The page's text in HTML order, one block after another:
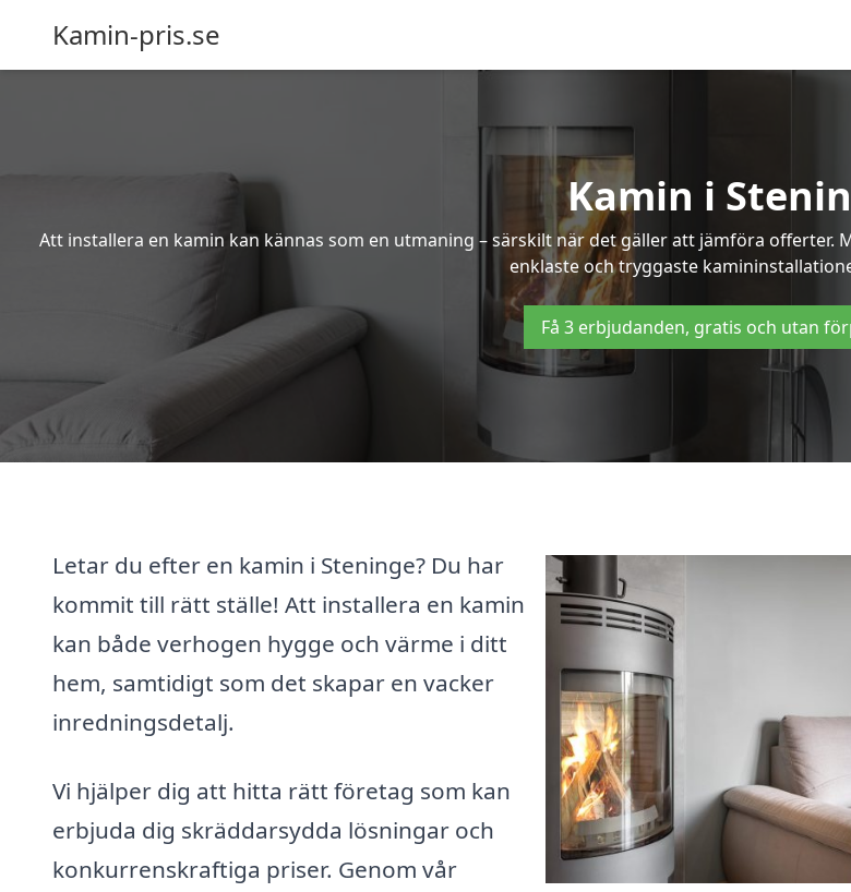
Kamin-pris.se
Kamin i
Att installera en kamin kan kännas som en utmaning – särskilt när det gäller att jämföra
enklaste och tryggaste
Få 3 erbjudanden, gratis och utan
Letar du efter en kamin i Steninge? Du har
kommit till rätt ställe! Att installera en kamin
kan både verhogen hygge och värme i ditt
hem, samtidigt som det skapar en vacker
inredningsdetalj.
Vi hjälper dig att hitta rätt företag som kan
erbjuda dig skräddarsydda lösningar och
konkurrenskraftiga priser. Genom vår